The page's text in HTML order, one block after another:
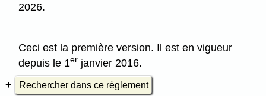
2026.
Ceci est la première version. Il est en vigueur
depuis le 1er janvier 2016.
Rechercher dans ce règlement